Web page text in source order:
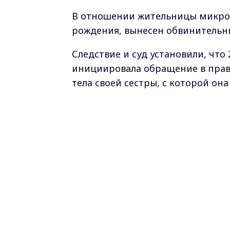
В отношении жительницы
рождения, вынесен
Следствие и суд установили,
инициировала обращение в
тела своей сестры, с которой